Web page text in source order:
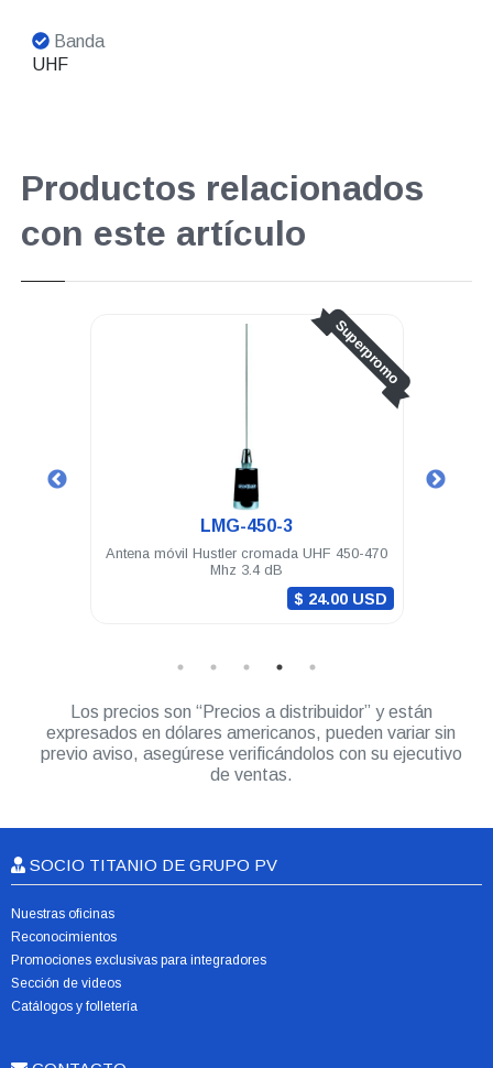
Banda
UHF
Productos relacionados
con este artículo
Superpromo
LMG-450-3
Antena móvil Hustler cromada UHF 450-470
Mhz 3.4 dB
$ 24.00 USD
Los precios son “Precios a distribuidor” y están
expresados en dólares americanos, pueden variar sin
previo aviso, asegúrese verificándolos con su ejecutivo
de ventas.
SOCIO TITANIO DE GRUPO PV
Nuestras oficinas
Reconocimientos
Promociones exclusivas para integradores
Sección de videos
Catálogos y folletería